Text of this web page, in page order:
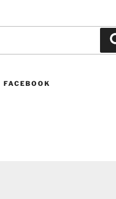
FACEBOOK